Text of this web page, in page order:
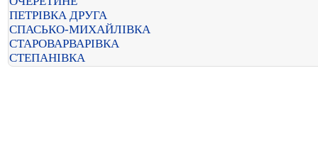
ПЕТРІВКА ДРУГА
СПАСЬКО-МИХАЙЛІВКА
СТАРОВАРВАРІВКА
СТЕПАНІВКА